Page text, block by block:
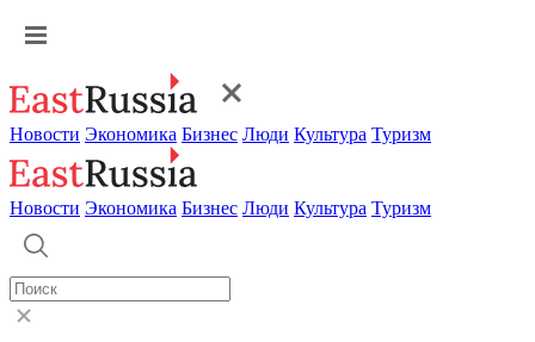
Новости Экономика Бизнес Люди Культура Туризм
Новости Экономика Бизнес Люди Культура Туризм